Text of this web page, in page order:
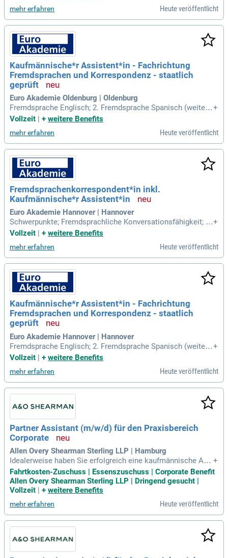
mehr erfahren Heute veröffentlicht
Kaufmännische*r Assistent*in - Fachrichtung
Fremdsprachen und Korrespondenz - staatlich
geprüft
Euro Akademie Oldenburg | Oldenburg
Fremdsprache Englisch; 2. Fremdsprache Spanisch (weitere
Sprachen auf Anfrage); Wirtschaft; Bürokommunikation. Ber
litik; Sport; Werte & Normen / Ethik.
+
Vollzeit | + weitere Benefits
mehr erfahren Heute veröffentlicht
Fremdsprachenkorrespondent*in inkl.
Kaufmännische*r Assistent*in
Euro Akademie Hannover | Hannover
Schwerpunkte; Fremdsprachliche Konversationsfähigkeit; H
andelskorrespondenz in der Fremdsprache; Präsentation in
n Landes; Office Skills, Management und Organisation; Über
setzungen; Umgang mit modernen
+
Vollzeit
+ weitere Benefits
mehr erfahren Heute veröffentlicht
Kaufmännische*r Assistent*in - Fachrichtung
Fremdsprachen und Korrespondenz - staatlich
geprüft
Euro Akademie Hannover | Hannover
Fremdsprache Englisch; 2. Fremdsprache Spanisch (weitere
Sprachen auf Anfrage); Wirtschaft; Bürokommunikation. Ber
litik; Sport; Werte & Normen / Ethik.
+
Vollzeit | + weitere Benefits
mehr erfahren Heute veröffentlicht
Partner Assistant (m/w/d) für den Praxisbereich
Corporate
Allen Overy Shearman Sterling LLP | Hamburg
Idealerweise haben Sie erfolgreich eine kaufmännische Aus
bildung, eine Ausbildung zur Fremdsprachensekretärin/zum
Fremdsprachensekretär oder eine vergleichbare Qualifikatio
n absolviert; Erste Berufserfahrung im Sekretariatsbereich/d
+
Fahrtkosten-Zuschuss | Essenszuschuss | Corporate Benefit
Allen Overy Shearman Sterling LLP | Dringend gesucht |
Vollzeit | + weitere Benefits
mehr erfahren Heute veröffentlicht